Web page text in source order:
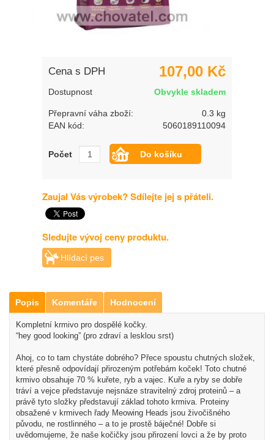
Cena s DPH 107,00 Kč
Dostupnost Obvykle skladem
Přepravní váha zboží:
0.3 kg
EAN kód:
5060189110094
Počet
Zaujal Vás výrobek? Sdílejte jej s přáteli.
Sledujte vývoj ceny produktu.
Hlídací pes
Popis Komentáře Hodnocení
Kompletní krmivo pro dospělé kočky.
“hey good looking” (pro zdraví a lesklou srst)
Ahoj, co to tam chystáte dobrého? Přece spoustu chutných složek,
které přesně odpovídají přirozeným potřebám koček! Toto chutné
krmivo obsahuje 70 % kuřete, ryb a vajec. Kuře a ryby se dobře
tráví a vejce představuje nejsnáze stravitelný zdroj proteinů – a
právě tyto složky představují základ tohoto krmiva. Proteiny
obsažené v krmivech řady Meowing Heads jsou živočišného
původu, ne rostlinného – a to je prostě báječné! Dobře si
uvědomujeme, že naše kočičky jsou přirození lovci a že by proto